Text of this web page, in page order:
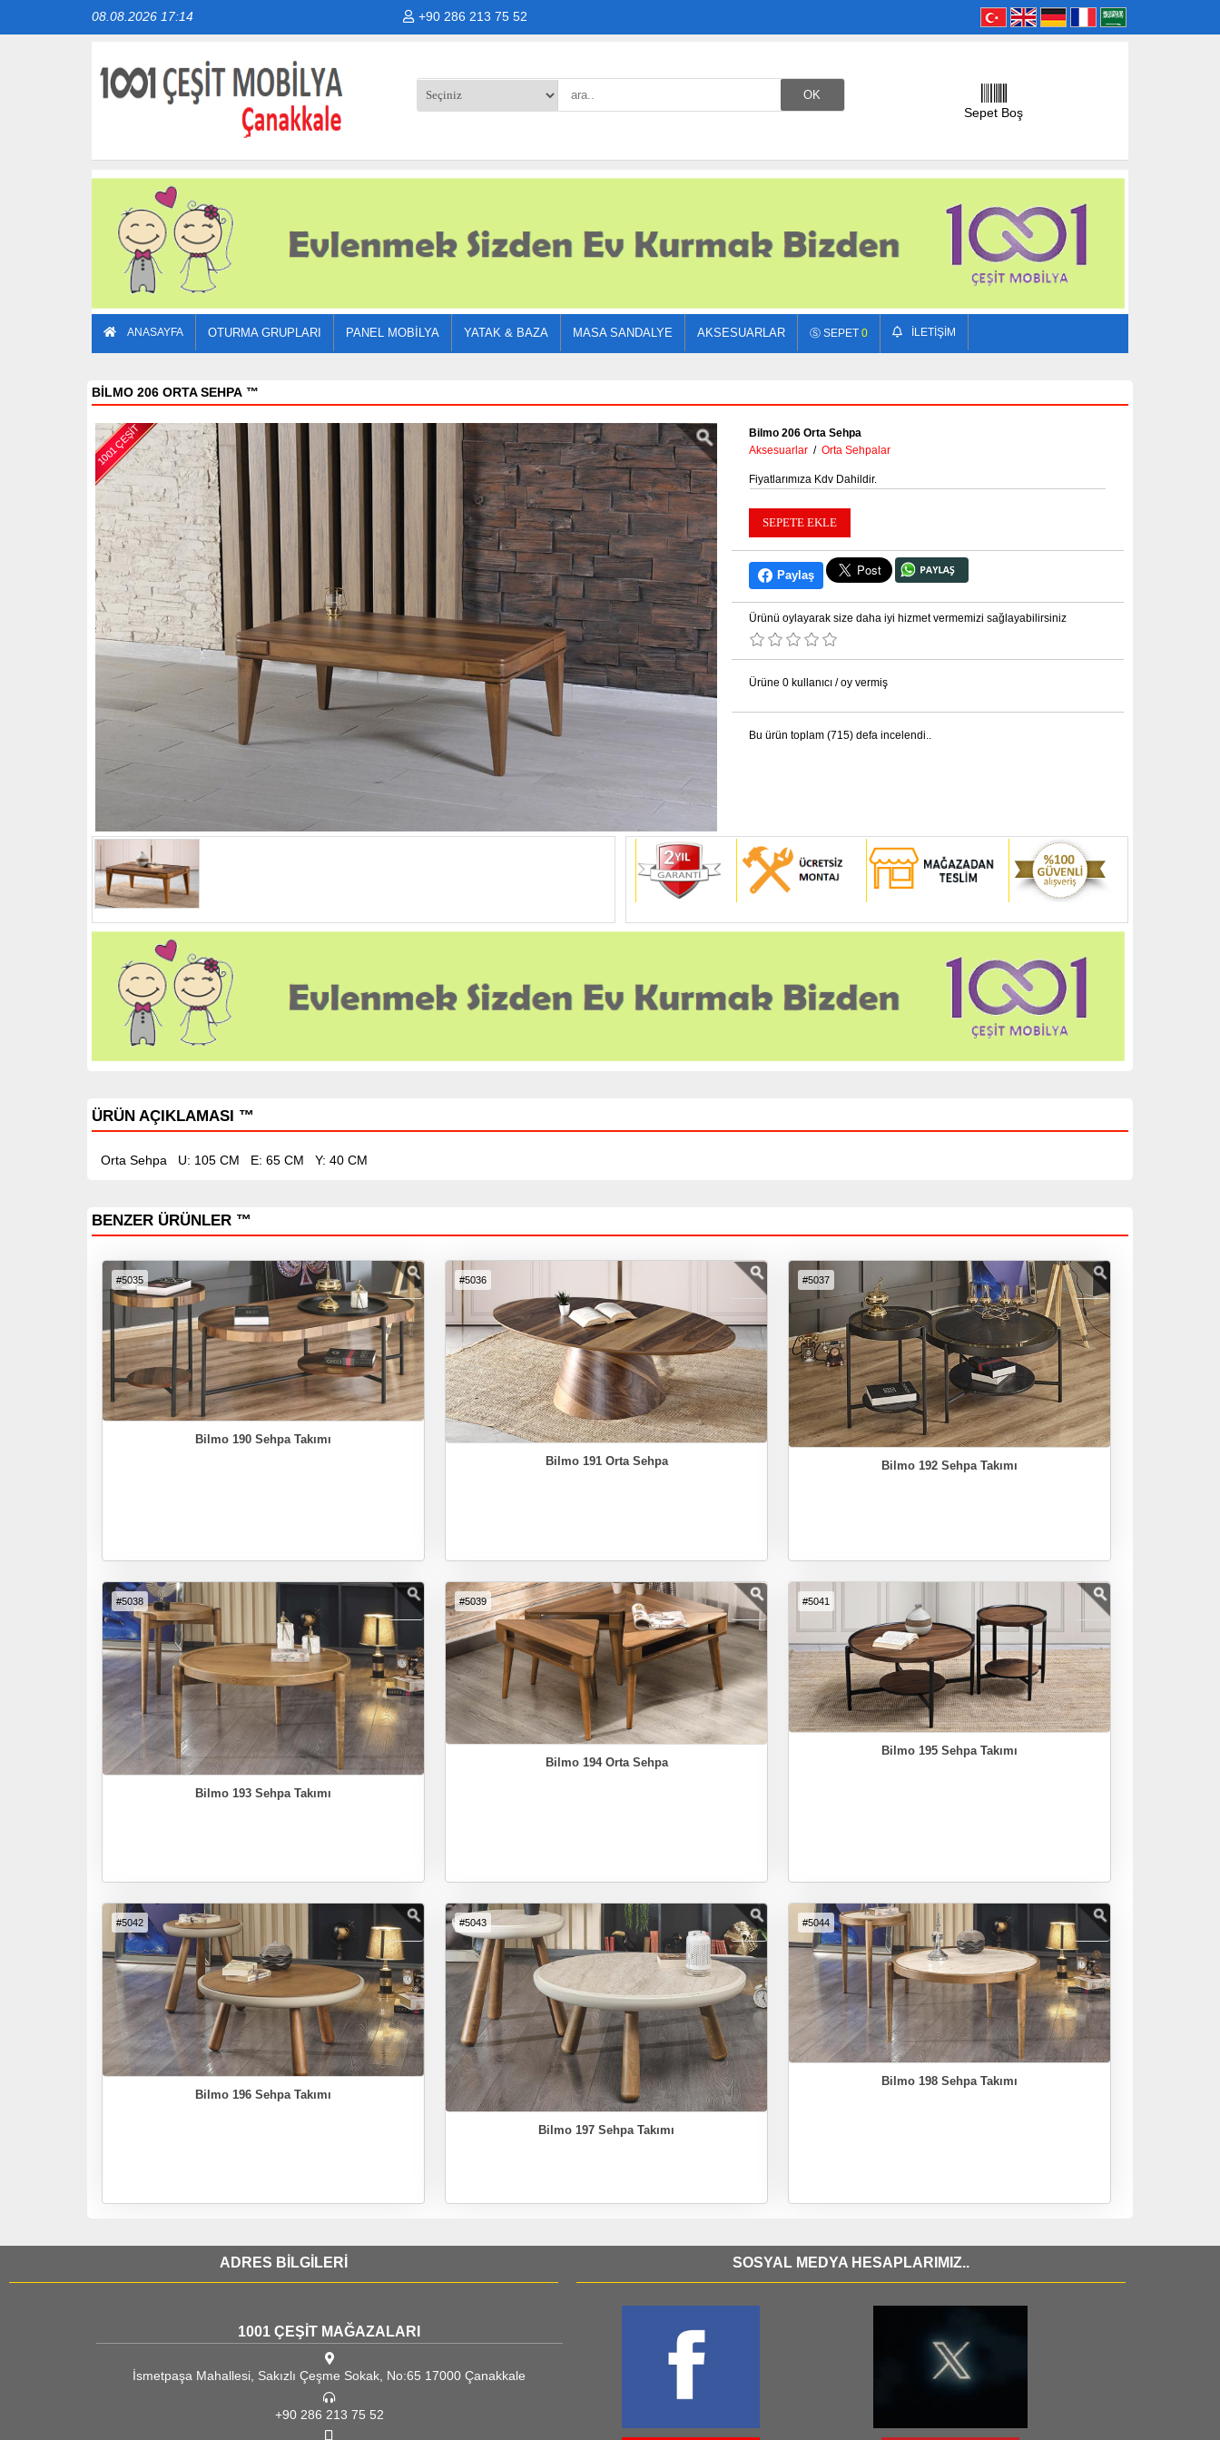
08.08.2026 17:14 +90 286 213 75 52
Sepet Boş
ANASAYFA OTURMA GRUPLARI PANEL MOBILYA YATAK & BAZA MASA SANDALYE AKSESUARLAR Ⓢ SEPET 0 İLETİŞİM
BİLMO 206 ORTA SEHPA™
1001 ÇEŞİT
Bilmo 206 Orta Sehpa
Aksesuarlar /Orta Sehpalar
Fiyatlarımıza Kdv Dahildir.
Paylaş
Ürünü oylayarak size daha iyi hizmet vermemizi sağlayabilirsiniz
Ürüne 0 kullanıcı / oy vermiş
Bu ürün toplam (715) defa incelendi
ÜRÜN AÇIKLAMASI ™
Orta Sehpa U: 105 CM E: 65 CM Y: 40 CM
BENZER ÜRÜNLER ™
#5035
Bilmo 190 Sehpa Takımı
#5036
Bilmo 191 Orta Sehpa
#5037
Bilmo 192 Sehpa Takımı
#5038
Bilmo 193 Sehpa Takımı
#5039
Bilmo 194 Orta Sehpa
#5041
Bilmo 195 Sehpa Takımı
#5042
Bilmo 196 Sehpa Takımı
#5043
Bilmo 197 Sehpa Takımı
#5044
Bilmo 198 Sehpa Takımı
ADRES BİLGİLERİ SOSYAL MEDYA HESAPLARIMIZ..
1001 ÇEŞİT MAĞAZALARI
İsmetpaşa Mahallesi, Sakızlı Çeşme Sokak, No:65 17000 Çanakkale
+90 286 213 75 52